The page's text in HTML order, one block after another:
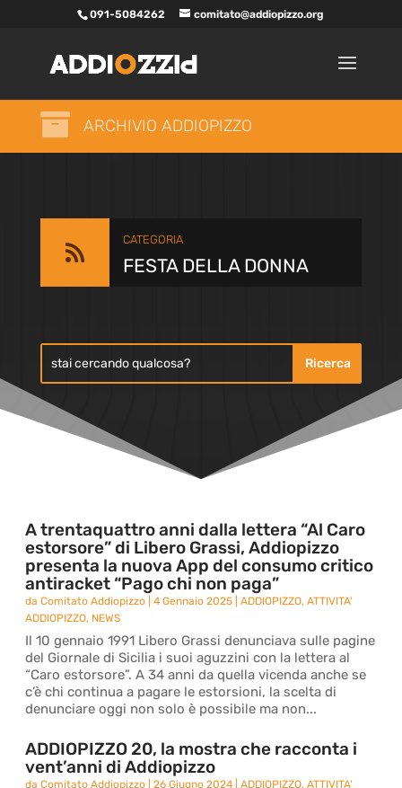
091-5084262 comitato@addiopizzo.org
 ARCHIVIO ADDIOPIZZO

CATEGORIA
FESTA DELLA DONNA
A trentaquattro anni dalla lettera “Al Caro
estorsore” di Libero Grassi, Addiopizzo
presenta la nuova App del consumo critico
antiracket “Pago chi non paga”
daComitato Addiopizzo |4 Gennaio 2025 |ADDIOPIZZO,ATTIVITA'
ADDIOPIZZO, NEWS
Il 10 gennaio 1991 Libero Grassi denunciava sulle pagine
del Giornale di Sicilia i suoi aguzzini con la lettera al
“Caro estorsore”. A 34 anni da quella vicenda anche se
c’è chi continua a pagare le estorsioni, la scelta di
denunciare oggi non solo è possibile ma non...
ADDIOPIZZO 20, la mostra che racconta i
vent’anni di Addiopizzo
daComitato Addiopizzo |26 Giugno 2024 |ADDIOPIZZO,ATTIVITA'